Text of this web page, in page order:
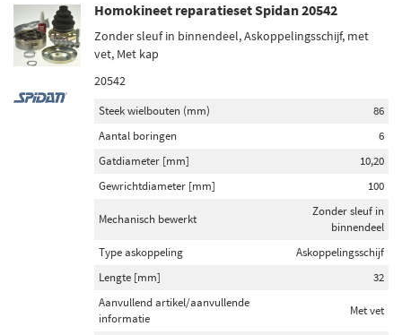
Homokineet reparatieset Spidan 20542
Zonder sleuf in binnendeel, Askoppelingsschijf, met
vet, Met kap
20542
Steek wielbouten (mm)
86
Aantal boringen
6
Gatdiameter [mm]
10,20
Gewrichtdiameter [mm]
100
Mechanisch bewerkt
Zonder sleuf in
binnendeel
Type askoppeling
Askoppelingsschijf
Lengte [mm]
32
Aanvullend artikel/aanvullende
informatie
Met vet